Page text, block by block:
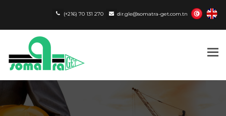
dir.gle@somatra-get.com.tn
(+216) 70 131 270